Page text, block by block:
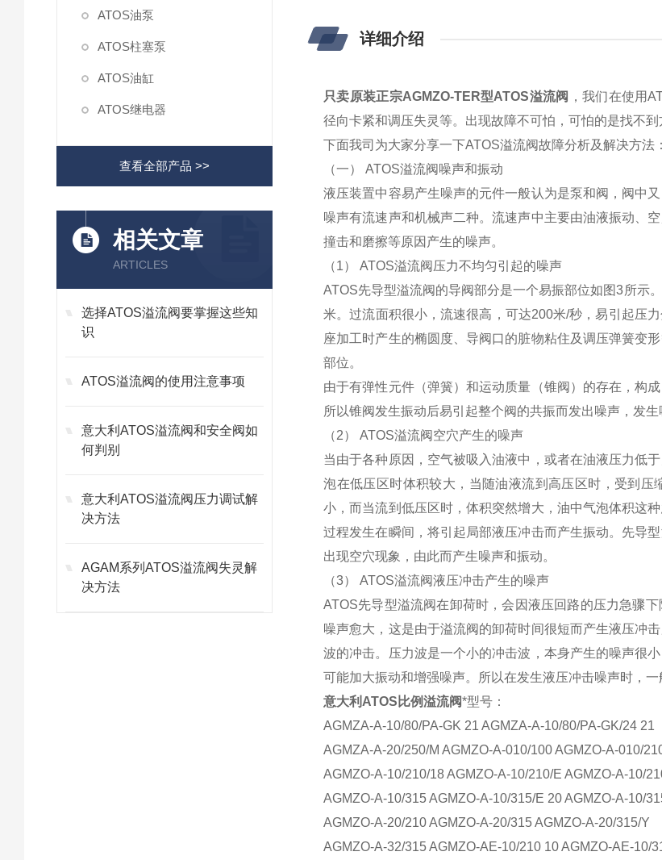
ATOS油泵
ATOS柱塞泵
ATOS油缸
ATOS继电器
查看全部产品 >>
相关文章
ARTICLES
选择ATOS溢流阀要掌握这些知
识
ATOS溢流阀的使用注意事项
意大利ATOS溢流阀和安全阀如
何判别
意大利ATOS溢流阀压力调试解
决方法
AGAM系列ATOS溢流阀失灵解
决方法
详细介绍
只卖原装正宗AGMZO-TER型ATOS溢流阀 ，我们在使用
径向卡紧和调压失灵等。出现故障不可怕，可怕的是找不
下面我司为大家分享一下ATOS溢流阀故障分析及解决方法：
（一） ATOS溢流阀噪声和振动
液压装置中容易产生噪声的元件一般认为是泵和阀，阀中
噪声有流速声和机械声二种。流速声中主要由油液振动、
撞击和磨擦等原因产生的噪声。
（1） ATOS溢流阀压力不均匀引起的噪声
ATOS先导型溢流阀的导阀部分是一个易振部位如图3所示
米。过流面积很小，流速很高，可达200米/秒，易引起压
座加工时产生的椭圆度、导阀口的脏物粘住及调压弹簧变
部位。
由于有弹性元件（弹簧）和运动质量（锥阀）的存在，构
所以锥阀发生振动后易引起整个阀的共振而发出噪声，发
（2） ATOS溢流阀空穴产生的噪声
当由于各种原因，空气被吸入油液中，或者在油液压力低
泡在低压区时体积较大，当随油液流到高压区时，受到
小，而当流到低压区时，体积突然增大，油中气泡体积这
过程发生在瞬间，将引起局部液压冲击而产生振动。先导
出现空穴现象，由此而产生噪声和振动。
（3） ATOS溢流阀液压冲击产生的噪声
ATOS先导型溢流阀在卸荷时，会因液压回路的压力急骤
噪声愈大，这是由于溢流阀的卸荷时间很短而产生液压冲
波的冲击。压力波是一个小的冲击波，本身产生的噪声很
可能加大振动和增强噪声。所以在发生液压冲击噪声时，一
意大利ATOS比例溢流阀*型号：
AGMZA-A-10/80/PA-GK 21 AGMZA-A-10/80/PA-GK/24 21
AGMZA-A-20/250/M AGMZO-A-010/100 AGMZO-A-010/
AGMZO-A-10/210/18 AGMZO-A-10/210/E AGMZO-A-10/
AGMZO-A-10/315 AGMZO-A-10/315/E 20 AGMZO-A-10/
AGMZO-A-20/210 AGMZO-A-20/315 AGMZO-A-20/315/Y
AGMZO-A-32/315 AGMZO-AE-10/210 10 AGMZO-AE-10/